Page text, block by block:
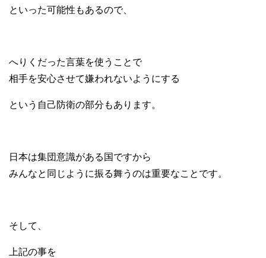
といった可能性もあるので、
へりくだった言葉を使うことで
相手を安心させて嫌われないようにする
という自己防衛の部分もあります。
日本は集団意識がある国ですから
みんなと同じように振る舞うのは重要なことです。
そして、
上記の事を